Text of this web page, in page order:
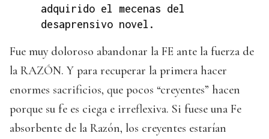
adquirido el mecenas del
desaprensivo novel.
Fue muy doloroso abandonar la FE ante la fuerza de
la RAZÓN. Y para recuperar la primera hacer
enormes sacrificios, que pocos “creyentes” hacen
porque su fe es ciega e irreflexiva. Si fuese una Fe
absorbente de la Razón, los creyentes estarían